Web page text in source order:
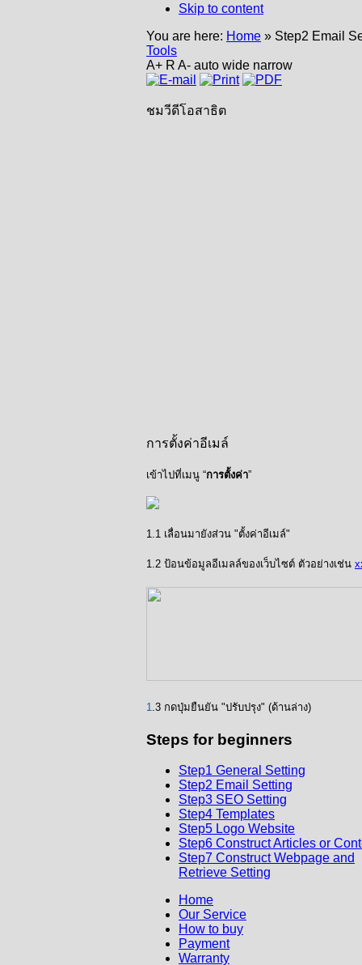
Skip to content
You are here: Home » Step2 Email
Tools
A+ R A- auto wide narrow
ชมวีดีโอสาธิต
การตั้งค่าอีเมล์
เข้าไปที่เมนู “การตั้งค่า”
1.1 เลื่อนมายังส่วน "ตั้งค่าอีเมล์"
1.2 ป้อนข้อมูลอีเมลล์ของเว็บไซต์ ตัวอย่างเช่น
1 .3 กดปุ่มยืนยัน "ปรับปรุง" (ด้านล่าง)
Steps for beginners
Step1 General Setting
Step2 Email Setting
Step3 SEO Setting
Step4 Templates
Step5 Logo Website
Step6 Construct Articles or
Step7 Construct Webpage and
Retrieve Setting
Home
Our Service
How to buy
Payment
Warranty